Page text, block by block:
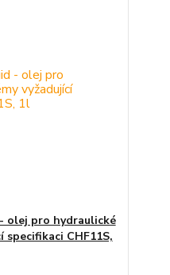
olej pro hydraulické
specifikaci CHF11S,